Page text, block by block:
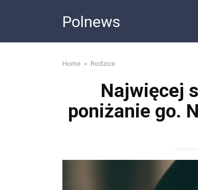
Polnews
Home » Rodzice
Najwięcej
poniżanie go.